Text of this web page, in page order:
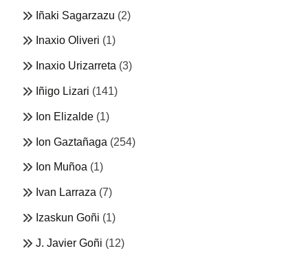
Iñaki Sagarzazu (2)
Inaxio Oliveri (1)
Inaxio Urizarreta (3)
Iñigo Lizari (141)
Ion Elizalde (1)
Ion Gaztañaga (254)
Ion Muñoa (1)
Ivan Larraza (7)
Izaskun Goñi (1)
J. Javier Goñi (12)